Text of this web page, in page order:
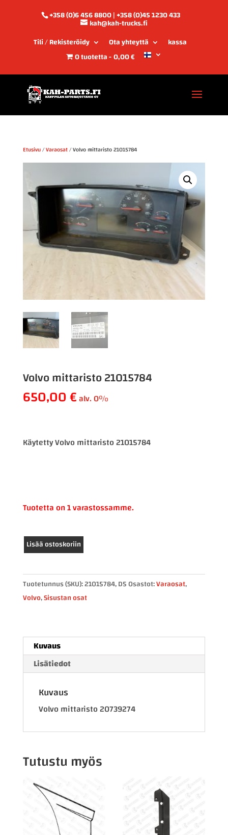
+358 (0)6 456 8800 | +358 (0)45 1230 433
kah@kah-trucks.fi
Tili / Rekisteröidy
Ota yhteyttä
kassa
0 tuotetta 0,00 €
Etusivu/Varaosat/ Volvo mittaristo 21015784
Volvo mittaristo 21015784
650,00€alv. 0%
Käytetty Volvo mittaristo 21015784
Tuotetta on 1 varastossamme.
Volvo
mittaristo
määrä
Lisää ostoskoriin
Tuotetunnus (SKU):21015784, D5Osastot:Varaosat,
Volvo,Sisustan osat
Kuvaus
Lisätiedot
Kuvaus
Volvo mittaristo 20739274
Tutustu myös